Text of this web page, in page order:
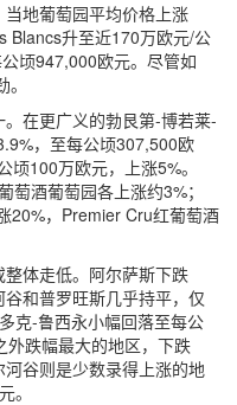
地葡萄园平均价格上涨
Blancs升至近170万欧元/公
顷947,000欧元。尽管如
在更广义的勃艮第-博若莱-
，至每公顷307,500欧
顷100万欧元，上涨5%。
酒葡萄园各上涨约3%；
20%，Premier Cru红葡萄酒
体走低。阿尔萨斯下跌
和普罗旺斯几乎持平，仅
克-鲁西永小幅回落至每公
外跌幅最大的地区，下跌
谷则是少数录得上涨的地
。